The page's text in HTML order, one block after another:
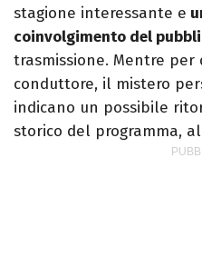
stagione interessante e
coinvolgimento del
trasmissione. Mentre
conduttore, il mistero
indicano un possibile
storico del programma,